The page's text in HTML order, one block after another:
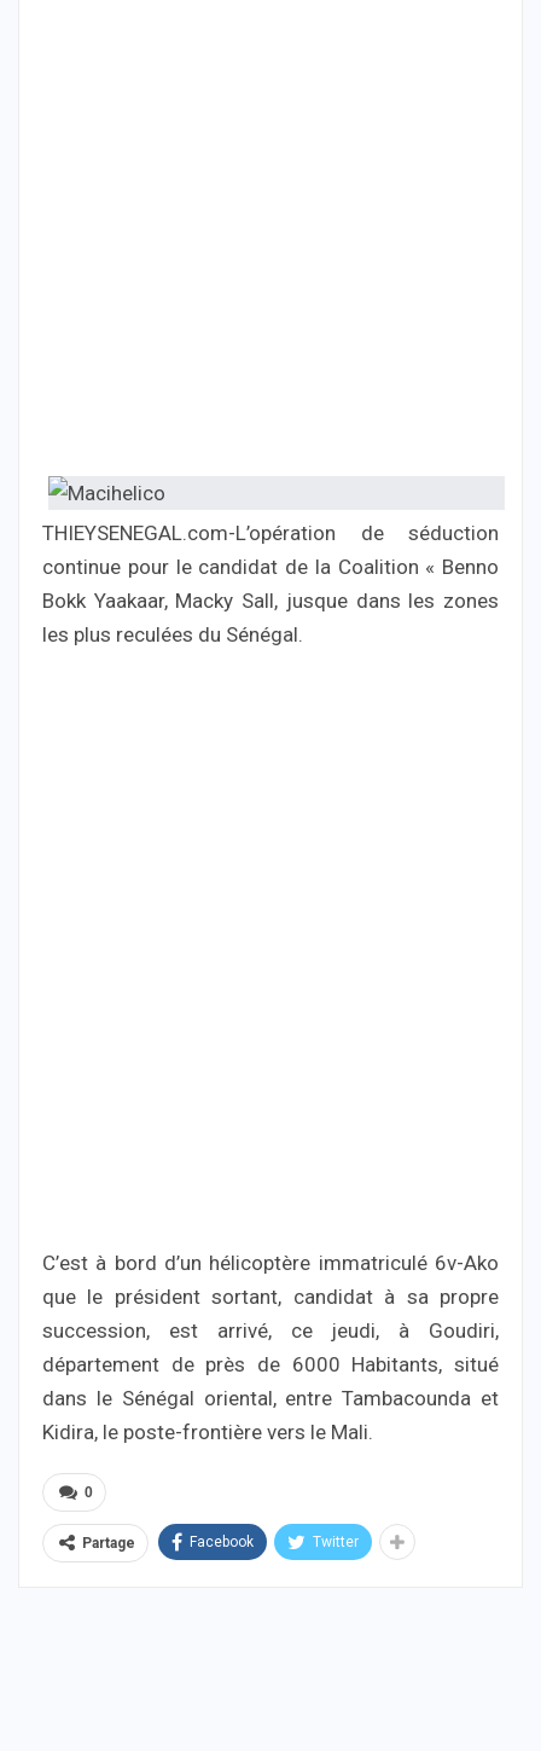
THIEYSENEGAL.com-L’opération de séduction
continue pour le candidat de la Coalition « Benno
Bokk Yaakaar, Macky Sall, jusque dans les zones
les plus reculées du Sénégal.
C’est à bord d’un hélicoptère immatriculé 6v-Ako
que le président sortant, candidat à sa propre
succession, est arrivé, ce jeudi, à Goudiri,
département de près de 6000 Habitants, situé
dans le Sénégal oriental, entre Tambacounda et
Kidira, le poste-frontière vers le Mali.
0
Partage Facebook Twitter